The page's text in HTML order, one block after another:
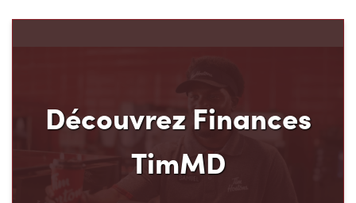
Découvrez Finances
TimMD